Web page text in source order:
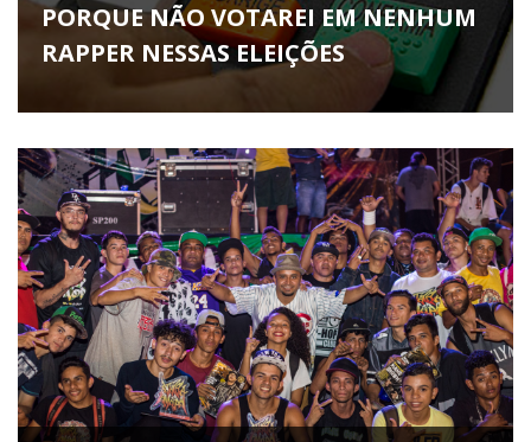
PORQUE NÃO VOTAREI EM NENHUM
RAPPER NESSAS ELEIÇÕES